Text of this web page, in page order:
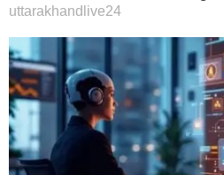
uttarakhandlive24